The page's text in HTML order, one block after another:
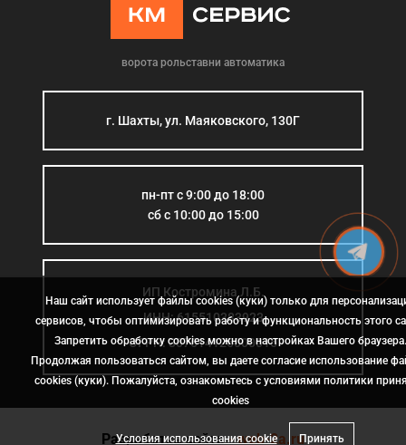
ворота рольставни автоматика
г. Шахты, ул. Маяковского, 130Г
пн-пт с 9:00 до 18:00
сб с 10:00 до 15:00
ИП Костромина Л.Б.
ИНН: 615510383923
ОГРН: 307614126000015
Разработка сайта- web-2a.ru
Наш сайт использует файлы cookies (куки) только для
сервисов, чтобы оптимизировать работу и функциональность этого
Запретить обработку cookies можно в настройках Вашего браузера.
Продолжая пользоваться сайтом, вы даете согласие использование
cookies (куки). Пожалуйста, ознакомьтесь с условиями политики
сookies
Условия использования cookie Принять